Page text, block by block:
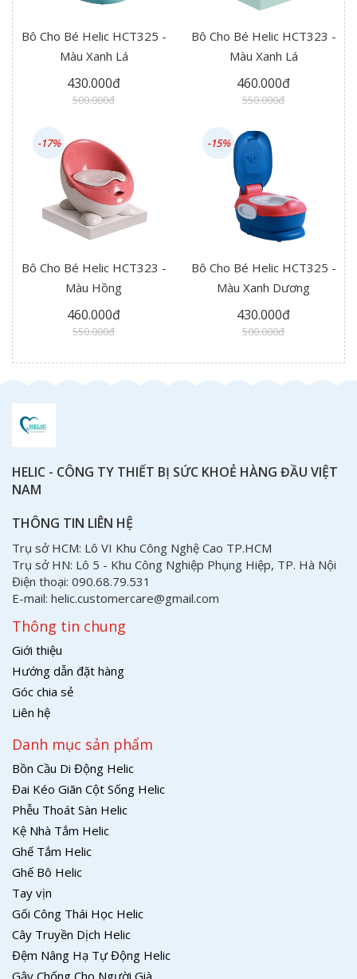
Bô Cho Bé Helic HCT325 -
Màu Xanh Lá
430.000đ
500.000đ
Bô Cho Bé Helic HCT323 -
Màu Xanh Lá
460.000đ
550.000đ
Bô Cho Bé Helic HCT323 -
Màu Hồng
460.000đ
550.000đ
-17%
Bô Cho Bé Helic HCT325 -
Màu Xanh Dương
430.000đ
500.000đ
-15%
HELIC - CÔNG TY THIẾT BỊ SỨC KHOẺ HÀNG ĐẦU VIỆT
NAM
THÔNG TIN LIÊN HỆ
Trụ sở HCM: Lô VI Khu Công Nghệ Cao TP.HCM
Trụ sở HN: Lô 5 - Khu Công Nghiệp Phụng Hiệp, TP. Hà Nội
Điện thoại: 090.68.79.531
E-mail: helic.customercare@gmail.com
Thông tin chung
Giới thiệu
Hướng dẫn đặt hàng
Góc chia sẻ
Liên hệ
Danh mục sản phẩm
Bồn Cầu Di Động Helic
Đai Kéo Giãn Cột Sống Helic
Phễu Thoát Sàn Helic
Kệ Nhà Tắm Helic
Ghế Tắm Helic
Ghế Bô Helic
Tay vịn
Gối Công Thái Học Helic
Cây Truyền Dịch Helic
Đệm Nâng Hạ Tự Động Helic
Gậy Chống Cho Người Già